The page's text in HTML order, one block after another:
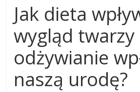
Jak dieta
wygląd twarzy
odżywianie
naszą urodę?